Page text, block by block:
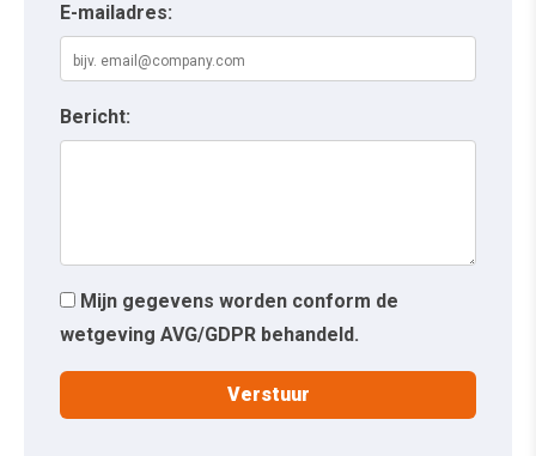
E-mailadres:
Bericht:
Mijn gegevens worden conform de
wetgeving AVG/GDPR behandeld.